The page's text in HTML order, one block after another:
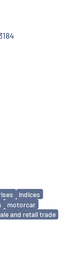
indices
motorcar
and retail trade